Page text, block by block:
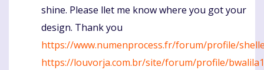
shine. Please llet me know where you got your
design. Thank you
https://www.numenprocess.fr/forum/profile/
https://louvorja.com.br/site/forum/profile/